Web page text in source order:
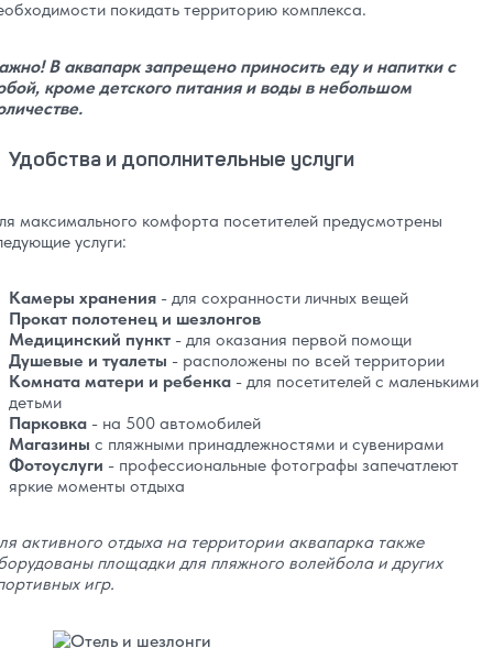
покидать территорию комплекса.
В аквапарк запрещено приносить еду и напитки с
кроме детского питания и воды в небольшом
Удобства и дополнительные услуги
максимального комфорта посетителей предусмотрены
услуги:
Камеры хранения - для сохранности личных вещей
Прокат полотенец и шезлонгов
Медицинский пункт - для оказания первой помощи
Душевые и туалеты - расположены по всей территории
Комната матери и ребенка - для посетителей с маленькими
детьми
Парковка - на 500 автомобилей
Магазины с пляжными принадлежностями и сувенирами
Фотоуслуги - профессиональные фотографы запечатлеют
яркие моменты отдыха
активного отдыха на территории аквапарка также
площадки для пляжного волейбола и других
игр.